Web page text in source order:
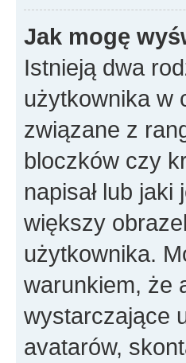
Jak mogę
Istnieją dwa
użytkownika w
związane z
bloczków czy
napisał lub
większy
użytkownika.
warunkiem, że
wystarczające
avatarów,